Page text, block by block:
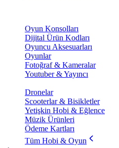
Oyun Konsolları
Dijital Ürün Kodları
Oyuncu Aksesuarları
Oyunlar
Fotoğraf & Kameralar
Youtuber & Yayıncı
Dronelar
Scooterlar & Bisikletler
Yetişkin Hobi & Eğlence
Müzik Ürünleri
Ödeme Kartları
Tüm Hobi & Oyun